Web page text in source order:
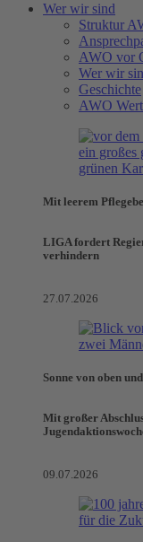
Wer wir sind
Struktur
AWO vor
Wer wir
Geschichte
AWO
Mit leerem
LIGA fordert
verhindern
27.07.2026
Sonne von oben
Mit großer
09.07.2026